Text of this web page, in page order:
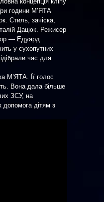
години МʼЯТА
Стиль, зачіска,
Дацюк. Режисер
— Едуард
у сухопутних
час для
М’ЯТА. Її голос
Вона дала більше
ЗСУ, на
допомога дітям з